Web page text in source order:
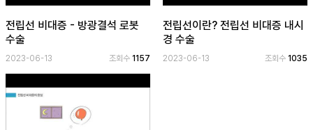
영
상
공
개
과
전립선 비대증 - 방광결석 로봇
수술
2023-06-13 조회수1157
전립선이란? 전립선 비대증 내시
경 수술
2023-06-13 조회수 1035